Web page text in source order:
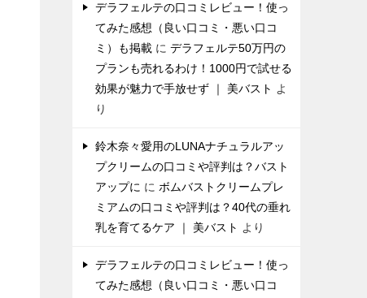
デラフェルテの口コミレビュー！使っ
てみた感想（良い口コミ・悪い口コ
ミ）も掲載 に デラフェルテ50万円の
プランも売れるわけ！1000円で試せる
効果が魅力で手放せず ｜ 美バスト よ
り
鈴木奈々愛用のLUNAナチュラルアッ
プクリームの口コミや評判は？バスト
アップに に ボムバストクリームプレ
ミアムの口コミや評判は？40代の垂れ
乳を育てるケア ｜ 美バスト より
デラフェルテの口コミレビュー！使っ
てみた感想（良い口コミ・悪い口コ